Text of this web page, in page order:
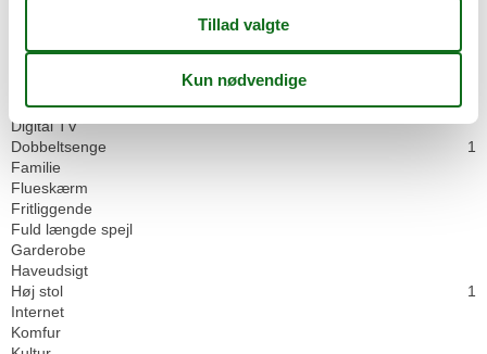
Hus
Bøger
Digital TV
Dobbeltsenge
1
Familie
Flueskærm
Fritliggende
Fuld længde spejl
Garderobe
Haveudsigt
Høj stol
1
Internet
Komfur